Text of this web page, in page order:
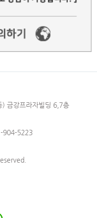
) 금강프라자빌딩 6,7층
904-5223